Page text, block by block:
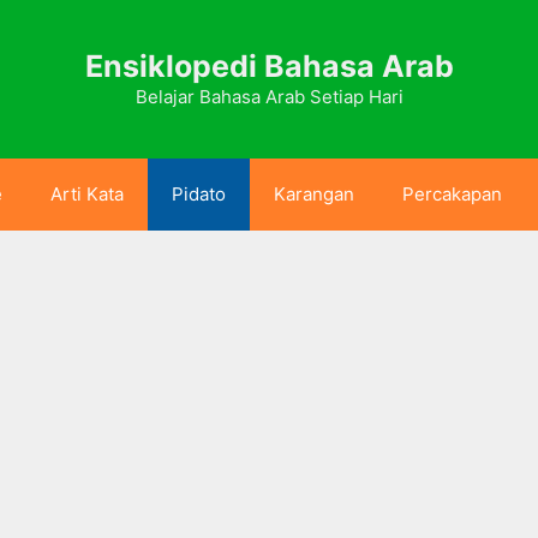
Ensiklopedi Bahasa Arab
Belajar Bahasa Arab Setiap Hari
Arti Kata Pidato Karangan Percakapan